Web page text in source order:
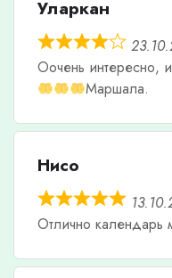
Уларкан
Оочень интересно,
Маршала.
Нисо
Отлично календарь